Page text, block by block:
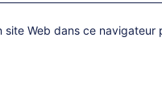
site Web dans ce